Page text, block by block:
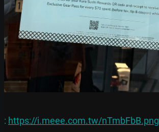
: https://i.meee.com.tw/nTmbFbB.png